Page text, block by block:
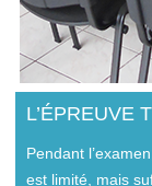
L’ÉPREUVE
Pendant
est limité, mais